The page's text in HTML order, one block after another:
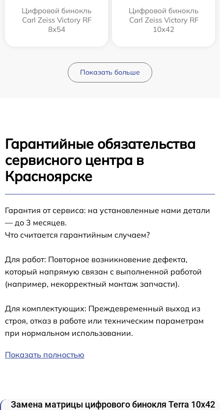
Цифровой бинокль
Carl Zeiss Victory RF
8x54
Цифровой бинокль
Carl Zeiss Victory RF
10x42
Показать больше
Гарантийные обязательства
сервисного центра в
Красноярске
Гарантия от сервиса: на установленные нами детали
— до 3 месяцев.
Что считается гарантийным случаем?
Для работ: Повторное возникновение дефекта,
который напрямую связан с выполненной работой
(например, некорректный монтаж запчасти).
Для комплектующих: Преждевременный выход из
строя, отказ в работе или техническим параметрам
при нормальном использовании.
Показать полностью
Замена матрицы цифрового бинокля Terra 10x42